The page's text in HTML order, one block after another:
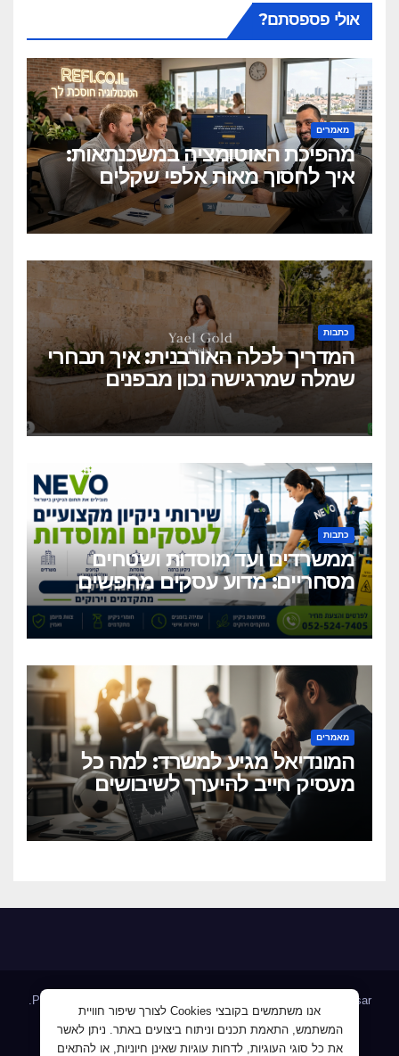
אולי פספסתם?
מאמרים
מהפיכת האוטומציה במשכנתאות:
איך לחסוך מאות אלפי שקלים
בלחיצת כפתור?
כתבות
המדריך לכלה האורבנית: איך תבחרי
שמלה שמרגישה נכון מבפנים
ונראית מושלם מבחוץ?
כתבות
ממשרדים ועד מוסדות ושטחים
מסחריים: מדוע עסקים מחפשים
כיום שירותי ניקיון מקצועיים
וגמישים?
מאמרים
המונדיאל מגיע למשרד: למה כל
מעסיק חייב להיערך לשיבושים
הקרובים
Proudly powered by WordPress Themeansar
.
HomeAllJobs – אלפי מעסיקים ומועמדים Blog
אנו משתמשים בקובצי Cookies לצורך שיפור חוויית
המשתמש, התאמת תכנים וניתוח ביצועים באתר. ניתן לאשר
את כל סוגי העוגיות, לדחות עוגיות שאינן חיוניות, או להתאים